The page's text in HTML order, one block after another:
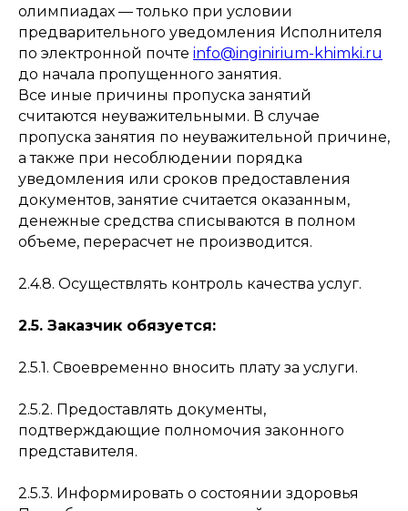
олимпиадах — только при условии
предварительного уведомления Исполнителя
по электронной почте info@inginirium-khimki.ru
до начала пропущенного занятия.
Все иные причины пропуска занятий
считаются неуважительными. В случае
пропуска занятия по неуважительной причине,
а также при несоблюдении порядка
уведомления или сроков предоставления
документов, занятие считается оказанным,
денежные средства списываются в полном
объеме, перерасчет не производится.
2.4.8. Осуществлять контроль качества услуг.
2.5. Заказчик обязуется:
2.5.1. Своевременно вносить плату за услуги.
2.5.2. Предоставлять документы,
подтверждающие полномочия законного
представителя.
2.5.3. Информировать о состоянии здоровья